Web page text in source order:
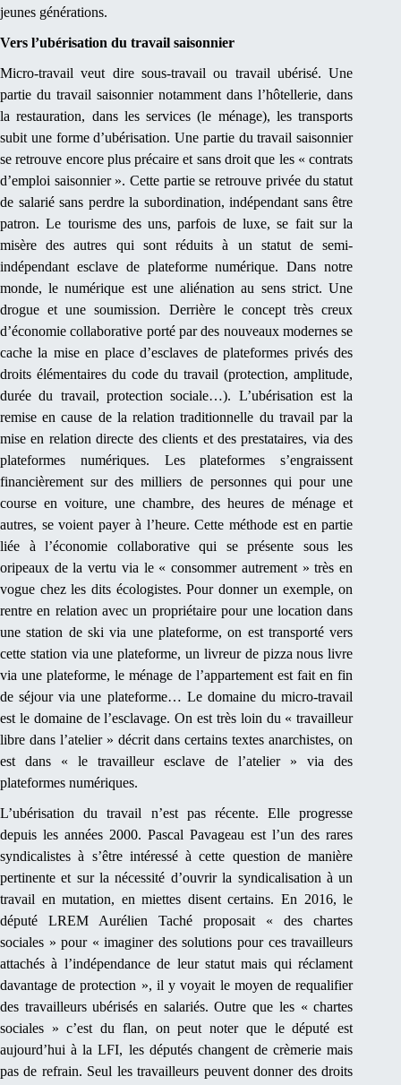
jeunes générations.
Vers l’ubérisation du travail saisonnier
Micro-travail veut dire sous-travail ou travail ubérisé. Une
partie du travail saisonnier notamment dans l’hôtellerie, dans
la restauration, dans les services (le ménage), les transports
subit une forme d’ubérisation. Une partie du travail saisonnier
se retrouve encore plus précaire et sans droit que les « contrats
d’emploi saisonnier ». Cette partie se retrouve privée du statut
de salarié sans perdre la subordination, indépendant sans être
patron. Le tourisme des uns, parfois de luxe, se fait sur la
misère des autres qui sont réduits à un statut de semi-
indépendant esclave de plateforme numérique. Dans notre
monde, le numérique est une aliénation au sens strict. Une
drogue et une soumission. Derrière le concept très creux
d’économie collaborative porté par des nouveaux modernes se
cache la mise en place d’esclaves de plateformes privés des
droits élémentaires du code du travail (protection, amplitude,
durée du travail, protection sociale…). L’ubérisation est la
remise en cause de la relation traditionnelle du travail par la
mise en relation directe des clients et des prestataires, via des
plateformes numériques. Les plateformes s’engraissent
financièrement sur des milliers de personnes qui pour une
course en voiture, une chambre, des heures de ménage et
autres, se voient payer à l’heure. Cette méthode est en partie
liée à l’économie collaborative qui se présente sous les
oripeaux de la vertu via le « consommer autrement » très en
vogue chez les dits écologistes. Pour donner un exemple, on
rentre en relation avec un propriétaire pour une location dans
une station de ski via une plateforme, on est transporté vers
cette station via une plateforme, un livreur de pizza nous livre
via une plateforme, le ménage de l’appartement est fait en fin
de séjour via une plateforme… Le domaine du micro-travail
est le domaine de l’esclavage. On est très loin du « travailleur
libre dans l’atelier » décrit dans certains textes anarchistes, on
est dans « le travailleur esclave de l’atelier » via des
plateformes numériques.
L’ubérisation du travail n’est pas récente. Elle progresse
depuis les années 2000. Pascal Pavageau est l’un des rares
syndicalistes à s’être intéressé à cette question de manière
pertinente et sur la nécessité d’ouvrir la syndicalisation à un
travail en mutation, en miettes disent certains. En 2016, le
député LREM Aurélien Taché proposait « des chartes
sociales » pour « imaginer des solutions pour ces travailleurs
attachés à l’indépendance de leur statut mais qui réclament
davantage de protection », il y voyait le moyen de requalifier
des travailleurs ubérisés en salariés. Outre que les « chartes
sociales » c’est du flan, on peut noter que le député est
aujourd’hui à la LFI, les députés changent de crèmerie mais
pas de refrain. Seul les travailleurs peuvent donner des droits